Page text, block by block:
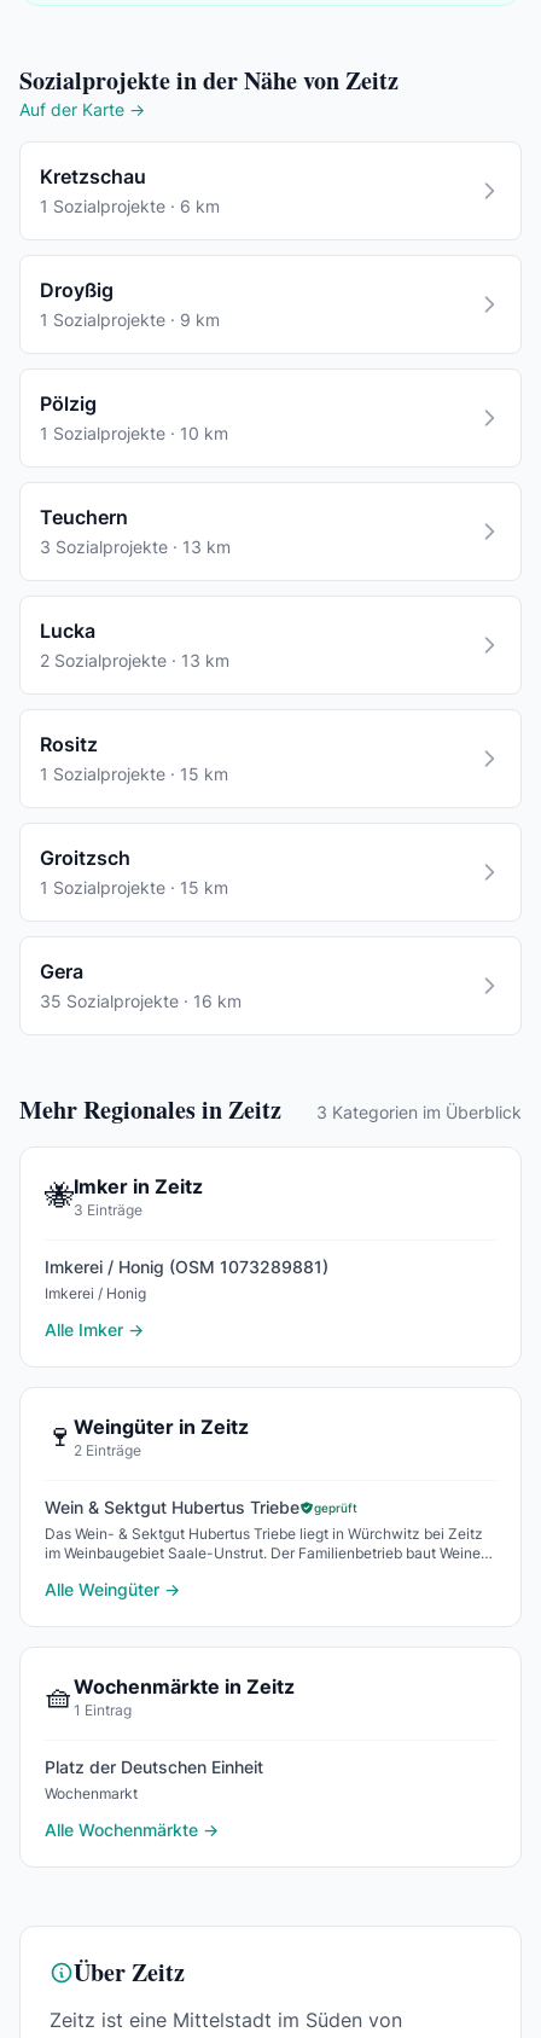
Sozialprojekte in der Nähe von Zeitz
Auf der Karte →
Kretzschau
1 Sozialprojekte · 6 km
Droyßig
1 Sozialprojekte · 9 km
Pölzig
1 Sozialprojekte · 10 km
Teuchern
3 Sozialprojekte · 13 km
Lucka
2 Sozialprojekte · 13 km
Rositz
1 Sozialprojekte · 15 km
Groitzsch
1 Sozialprojekte · 15 km
Gera
35 Sozialprojekte · 16 km
Mehr Regionales in Zeitz 3 Kategorien im Überblick
🐝Imker in Zeitz
3 Einträge
Imkerei / Honig (OSM 1073289881)
Imkerei / Honig
Alle Imker →
🍷 Weingüter in Zeitz
2 Einträge
Wein & Sektgut Hubertus Triebe geprüft
Das Wein- & Sektgut Hubertus Triebe liegt in Würchwitz bei Zeitz
im Weinbaugebiet Saale-Unstrut. Der Familienbetrieb baut Weine
Alle Weingüter →
🧺Wochenmärkte in Zeitz
1 Eintrag
Platz der Deutschen Einheit
Wochenmarkt
Alle Wochenmärkte →
Über Zeitz
Zeitz ist eine Mittelstadt im Süden von